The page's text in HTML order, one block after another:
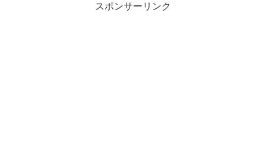
スポンサーリンク